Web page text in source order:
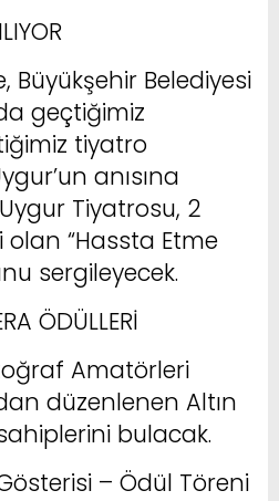
Büyükşehir Belediyesi
geçtiğimiz
tiyatro
anısına
Tiyatrosu, 2
“Hassta Etme
sergileyecek.
ÖDÜLLERİ
Amatörleri
düzenlenen Altın
bulacak.
– Ödül Töreni